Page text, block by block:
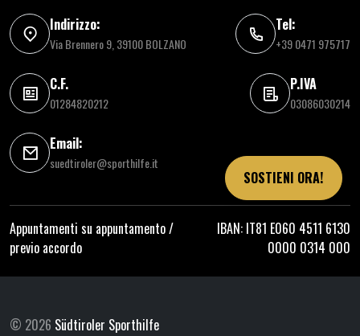
Indirizzo:
Via Brennero 9, 39100 BOLZANO
Tel:
+39 0471 975717
C.F.
01284820212
P.IVA
03086030214
Email:
suedtiroler@sporthilfe.it
Appuntamenti su appuntamento /
previo accordo
IBAN: IT81 E060 4511 6130
0000 0314 000
© 2026 Südtiroler Sporthilfe
SOSTIENI ORA!